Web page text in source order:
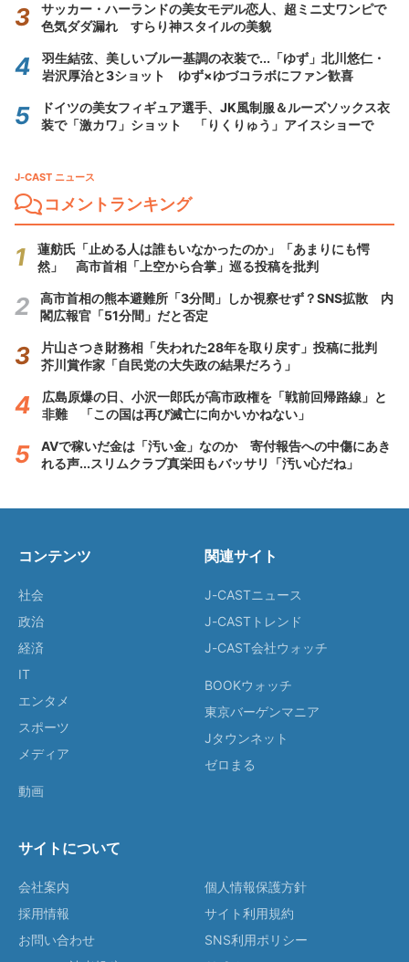
サッカー・ハーランドの美女モデル恋人、超ミニ丈ワンピで
色気ダダ漏れ すらり神スタイルの美貌
羽生結弦、美しいブルー基調の衣装で...「ゆず」北川悠仁・
岩沢厚治と3ショット ゆず×ゆづコラボにファン歓喜
ドイツの美女フィギュア選手、JK風制服＆ルーズソックス衣
装で「激カワ」ショット 「りくりゅう」アイスショーで
J-CAST ニュース
コメントランキング
蓮舫氏「止める人は誰もいなかったのか」「あまりにも愕
然」 高市首相「上空から合掌」巡る投稿を批判
高市首相の熊本避難所「3分間」しか視察せず？SNS拡散 内
閣広報官「51分間」だと否定
片山さつき財務相「失われた28年を取り戻す」投稿に批判
芥川賞作家「自民党の大失政の結果だろう」
広島原爆の日、小沢一郎氏が高市政権を「戦前回帰路線」と
非難 「この国は再び滅亡に向かいかねない」
AVで稼いだ金は「汚い金」なのか 寄付報告への中傷にあき
れる声...スリムクラブ真栄田もバッサリ「汚い心だね」
コンテンツ
社会
政治
経済
IT
エンタメ
スポーツ
メディア
動画
関連サイト
J-CASTニュース
J-CASTトレンド
J-CAST会社ウォッチ
BOOKウォッチ
東京バーゲンマニア
Jタウンネット
ゼロまる
サイトについて
会社案内
採用情報
お問い合わせ
個人情報保護方針
サイト利用規約
SNS利用ポリシー